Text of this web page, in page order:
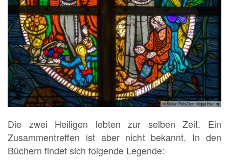
© Stefan Pohl/Dominique Humm
Die zwei Heiligen lebten zur selben Zeit. Ein
Zusammentreffen ist aber nicht bekannt. In den
Büchern findet sich folgende Legende: